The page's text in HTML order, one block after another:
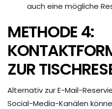
auch eine mögliche
METHODE 4:
ZUR
Alternativ zur E-Mail-
Social-Media-Kanälen